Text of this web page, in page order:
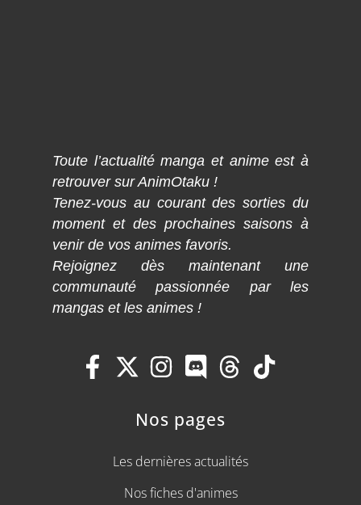
Toute l’actualité manga et anime est à
retrouver sur AnimOtaku !
Tenez-vous au courant des sorties du
moment et des prochaines saisons à
venir de vos animes favoris.
Rejoignez dès maintenant une
communauté passionnée par les
mangas et les animes !
Nos pages
Les dernières actualités
Nos fiches d'animes